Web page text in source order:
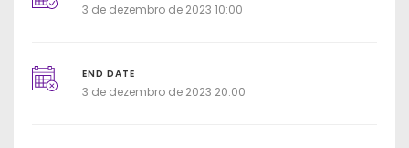
3 de dezembro de 2023 10:00
END DATE
3 de dezembro de 2023 20:00